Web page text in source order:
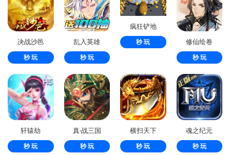
决战沙邑
秒 玩
乱入英雄
秒 玩
疯狂铲地
秒 玩 修仙绘卷
秒 玩
轩辕劫
秒 玩
真·战三国
秒 玩
横扫天下
秒 玩
魂之纪元
秒 玩